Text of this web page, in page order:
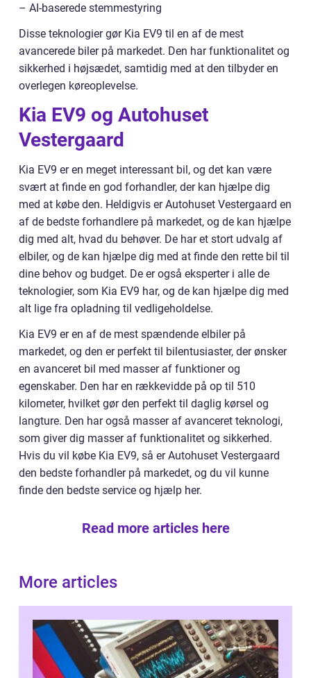
– AI-baserede stemmestyring
Disse teknologier gør Kia EV9 til en af de mest
avancerede biler på markedet. Den har funktionalitet og
sikkerhed i højsædet, samtidig med at den tilbyder en
overlegen køreoplevelse.
Kia EV9 og Autohuset
Vestergaard
Kia EV9 er en meget interessant bil, og det kan være
svært at finde en god forhandler, der kan hjælpe dig
med at købe den. Heldigvis er Autohuset Vestergaard en
af de bedste forhandlere på markedet, og de kan hjælpe
dig med alt, hvad du behøver. De har et stort udvalg af
elbiler, og de kan hjælpe dig med at finde den rette bil til
dine behov og budget. De er også eksperter i alle de
teknologier, som Kia EV9 har, og de kan hjælpe dig med
alt lige fra opladning til vedligeholdelse.
Kia EV9 er en af de mest spændende elbiler på
markedet, og den er perfekt til bilentusiaster, der ønsker
en avanceret bil med masser af funktioner og
egenskaber. Den har en rækkevidde på op til 510
kilometer, hvilket gør den perfekt til daglig kørsel og
langture. Den har også masser af avanceret teknologi,
som giver dig masser af funktionalitet og sikkerhed.
Hvis du vil købe Kia EV9, så er Autohuset Vestergaard
den bedste forhandler på markedet, og du vil kunne
finde den bedste service og hjælp her.
Read more articles here
More articles